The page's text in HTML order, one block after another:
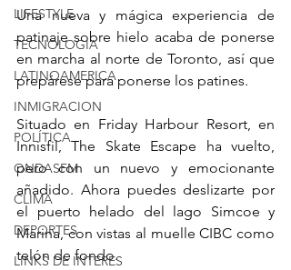
LIFESTYLE
TECNOLOGIA
LATINOAMERICA
INMIGRACION
POLÍTICA
ONDASFM
CLIMA
DEPORTES
LINKS DE INTERES
Una nueva y mágica experiencia de
patinaje sobre hielo acaba de ponerse
en marcha al norte de Toronto, así que
prepárese para ponerse los patines.
Situado en Friday Harbour Resort, en
Innisfil, The Skate Escape ha vuelto,
pero con un nuevo y emocionante
añadido. Ahora puedes deslizarte por
el puerto helado del lago Simcoe y
Marina, con vistas al muelle CIBC como
telón de fondo.